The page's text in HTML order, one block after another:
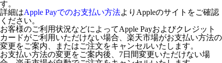
す。
詳細はApple Payでのお支払い方法よりAppleのサイトをご確認
ください。
お客様のご利用状況などによってApple Payおよびクレジット
カードがご利用いただけない場合、楽天市場がお支払い方法の
変更をご案内、またはご注文をキャンセルいたします。
お支払い方法の変更をご案内後、7日間変更いただけない場